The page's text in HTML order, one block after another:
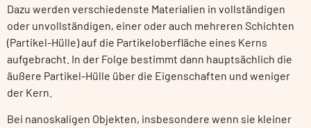
Dazu werden verschiedenste Materialien in vollständigen
oder unvollständigen, einer oder auch mehreren Schichten
(Partikel-Hülle) auf die Partikeloberfläche eines Kerns
aufgebracht. In der Folge bestimmt dann hauptsächlich die
äußere Partikel-Hülle über die Eigenschaften und weniger
der Kern.
Bei nanoskaligen Objekten, insbesondere wenn sie kleiner